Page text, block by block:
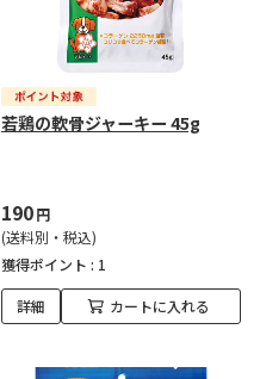
若鶏の軟骨ジャーキー 45g
190円
(送料別・税込)
獲得ポイント : 1
詳細 カートに入れる